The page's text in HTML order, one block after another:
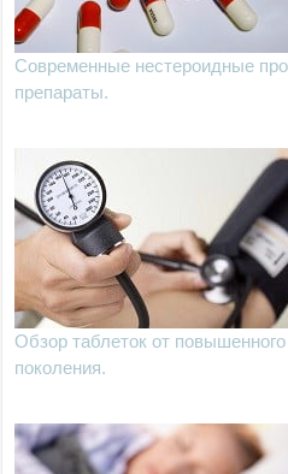
Современные нестероидные
препараты.
Обзор таблеток от
поколения.